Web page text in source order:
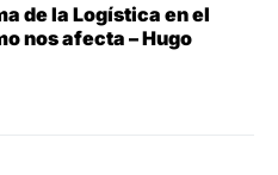
de la Logística en el
nos afecta – Hugo